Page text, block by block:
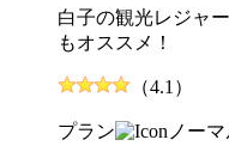
白子の観光レジャ
もオススメ！
（4.1）
プラン ノー